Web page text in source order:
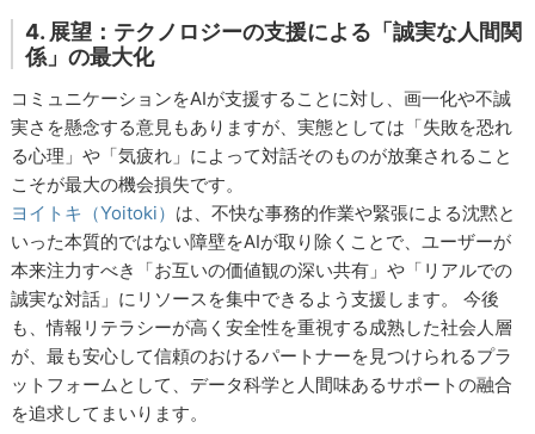
4. 展望：テクノロジーの支援による「誠実な人間関
係」の最大化
コミュニケーションをAIが支援することに対し、画一化や不誠
実さを懸念する意見もありますが、実態としては「失敗を恐れ
る心理」や「気疲れ」によって対話そのものが放棄されること
こそが最大の機会損失です。
ヨイトキ（Yoitoki） は、不快な事務的作業や緊張による沈黙と
いった本質的ではない障壁をAIが取り除くことで、ユーザーが
本来注力すべき「お互いの価値観の深い共有」や「リアルでの
誠実な対話」にリソースを集中できるよう支援します。 今後
も、情報リテラシーが高く安全性を重視する成熟した社会人層
が、最も安心して信頼のおけるパートナーを見つけられるプラ
ットフォームとして、データ科学と人間味あるサポートの融合
を追求してまいります。